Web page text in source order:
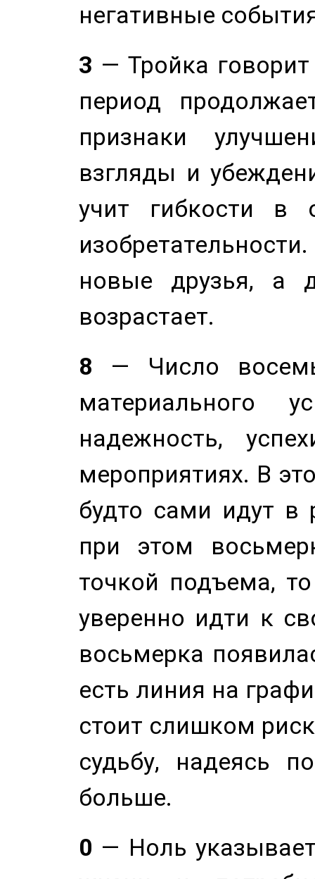
негативные
3 — Тройка
период
признаки
взгляды и
учит гибкости в
новые друзья, а
возрастает.
8 — Число
материального
надежность,
мероприятиях. В
будто сами идут в
при этом
точкой подъема,
уверенно идти к
восьмерка
есть линия на
стоит слишком
судьбу, надеясь
больше.
0 — Ноль